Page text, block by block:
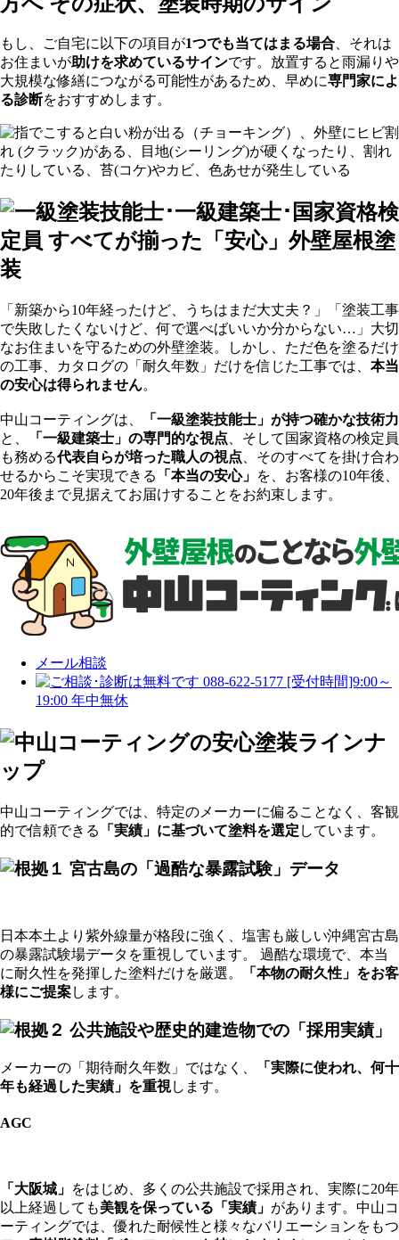
もし、ご自宅に以下の項目が1つでも当てはまる場合、それは
お住まいが助けを求めているサインです。放置すると雨漏りや
大規模な修繕につながる可能性があるため、早めに専門家によ
る診断をおすすめします。
「新築から10年経ったけど、うちはまだ大丈夫？」「塗装工事
で失敗したくないけど、何で選べばいいか分からない…」大切
なお住まいを守るための外壁塗装。しかし、ただ色を塗るだけ
の工事、カタログの「耐久年数」だけを信じた工事では、 本当
の安心は得られません。
中山コーティングは、
「一級塗装技能士」が持つ確かな技術力
と、
「一級建築士」の専門的な視点 、そして国家資格の検定員
も務める代表自らが培った職人の視点 、そのすべてを掛け合わ
せるからこそ実現できる
「本当の安心」 を、お客様の10年後、
20年後まで見据えてお届けすることをお約束します。
メール相談
088-622-5177 [受付時間]9:00～
19:00 年中無休
中山コーティングでは、特定のメーカーに偏ることなく、客観
的で信頼できる
「実績」に基づいて塗料を選定 しています。
日本本土より紫外線量が格段に強く、塩害も厳しい沖縄宮古島
の暴露試験場データを重視しています。 過酷な環境で、本当
に耐久性を発揮した塗料だけを厳選。
「本物の耐久性」をお客
様にご提案します。
メーカーの「期待耐久年数」ではなく、
「実際に使われ、何十
年も経過した実績」を重視します。
AGC
「大阪城」 をはじめ、多くの公共施設で採用され、実際に20年
以上経過しても美観を保っている「実績」 があります。中山コ
ーティングでは、優れた耐候性と様々なバリエーションをもつ